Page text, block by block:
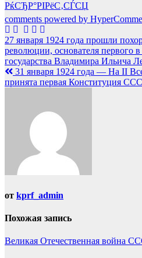
РќСЂР°РІРёС‚СЃСЏ
comments powered by
Навигация
по
записям
27 января 1924 года прошли
революции, основателя первого
государства Владимира Ильича
31 января 1924 года — На II
принята первая Конституция
от kprf_admin
Похожая запись
Великая Отечественная война